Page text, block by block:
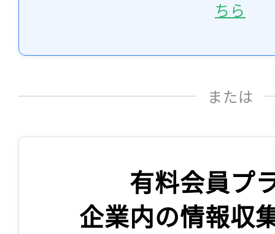
ちら
または
有料会員プ
企業内の情報収